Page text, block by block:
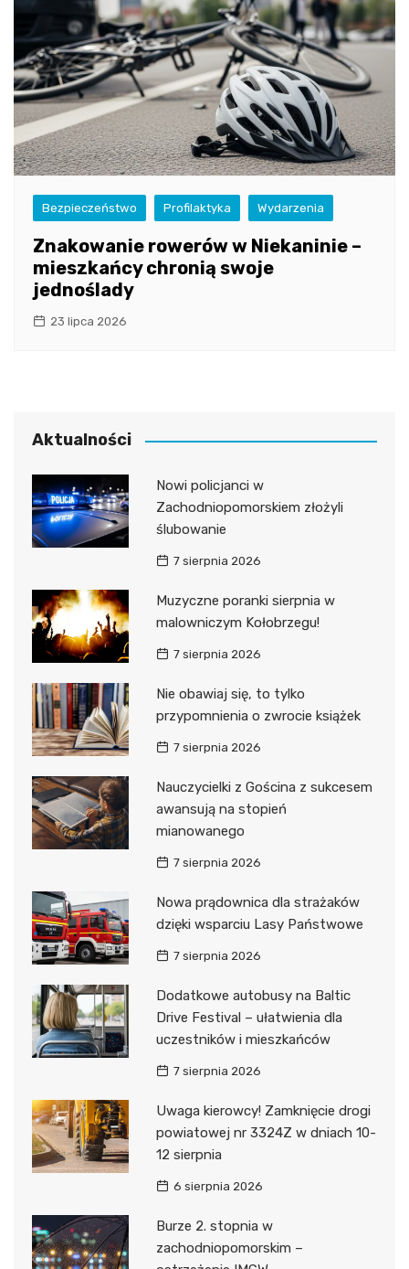
Bezpieczeństwo Profilaktyka Wydarzenia
Znakowanie rowerów w Niekaninie –
mieszkańcy chronią swoje
jednoślady
23 lipca 2026
Aktualności
Nowi policjanci w
Zachodniopomorskiem złożyli
ślubowanie
7 sierpnia 2026
Muzyczne poranki sierpnia w
malowniczym Kołobrzegu!
7 sierpnia 2026
Nie obawiaj się, to tylko
przypomnienia o zwrocie książek
7 sierpnia 2026
Nauczycielki z Gościna z sukcesem
awansują na stopień
mianowanego
7 sierpnia 2026
Nowa prądownica dla strażaków
dzięki wsparciu Lasy Państwowe
7 sierpnia 2026
Dodatkowe autobusy na Baltic
Drive Festival – ułatwienia dla
uczestników i mieszkańców
7 sierpnia 2026
Uwaga kierowcy! Zamknięcie drogi
powiatowej nr 3324Z w dniach 10-
12 sierpnia
6 sierpnia 2026
Burze 2. stopnia w
zachodniopomorskim –